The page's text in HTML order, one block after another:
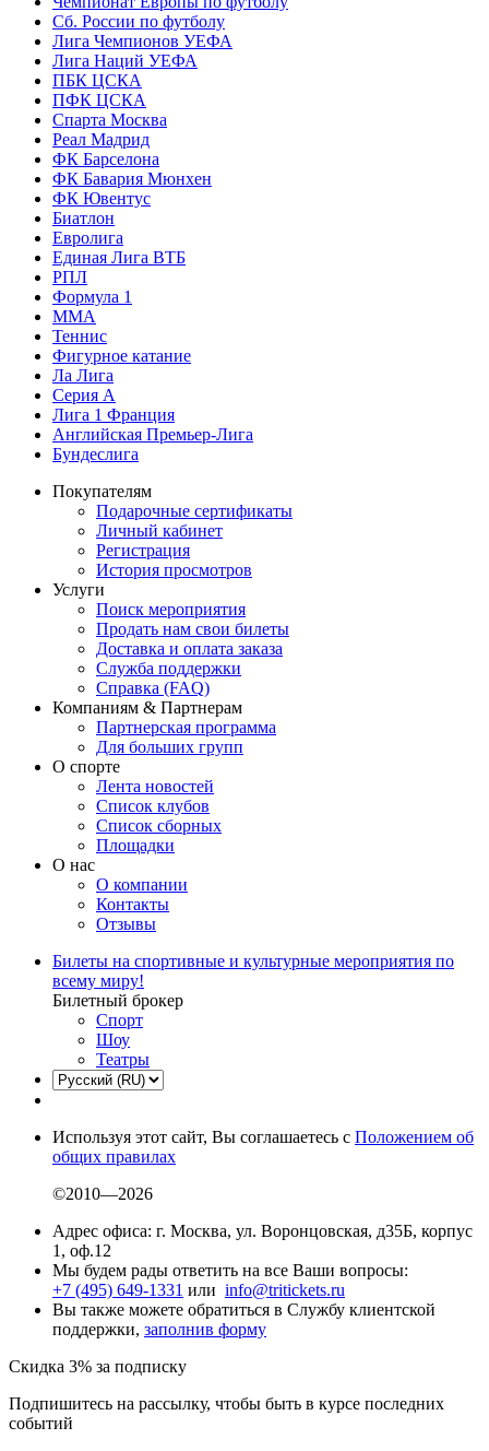
Сб. России по футболу
Лига Чемпионов УЕФА
Лига Наций УЕФА
ПБК ЦСКА
ПФК ЦСКА
Спарта Москва
Реал Мадрид
ФК Барселона
ФК Бавария Мюнхен
ФК Ювентус
Биатлон
Евролига
Единая Лига ВТБ
РПЛ
Формула 1
MMA
Теннис
Фигурное катание
Ла Лига
Серия А
Лига 1 Франция
Английская Премьер-Лига
Бундеслига
Покупателям
Подарочные сертификаты
Личный кабинет
Регистрация
История просмотров
Услуги
Поиск мероприятия
Продать нам свои билеты
Доставка и оплата заказа
Служба поддержки
Справка (FAQ)
Компаниям & Партнерам
Партнерская программа
Для больших групп
О спорте
Лента новостей
Список клубов
Список сборных
Площадки
О нас
О компании
Контакты
Отзывы
Билеты на спортивные и культурные мероприятия по
всему миру!
Билетный брокер
Спорт
Шоу
Театры
Используя этот сайт, Вы соглашаетесь с Положением об
общих правилах
©2010—2026
Адрес офиса: г. Москва, ул. Воронцовская, д35Б, корпус
1, оф.12
Мы будем рады ответить на все Ваши вопросы:
+7 (495) 649-1331 или info@tritickets.ru
Вы также можете обратиться в Службу клиентской
поддержки, заполнив форму
Скидка 3% за подписку
Подпишитесь на рассылку, чтобы быть в курсе последних
событий